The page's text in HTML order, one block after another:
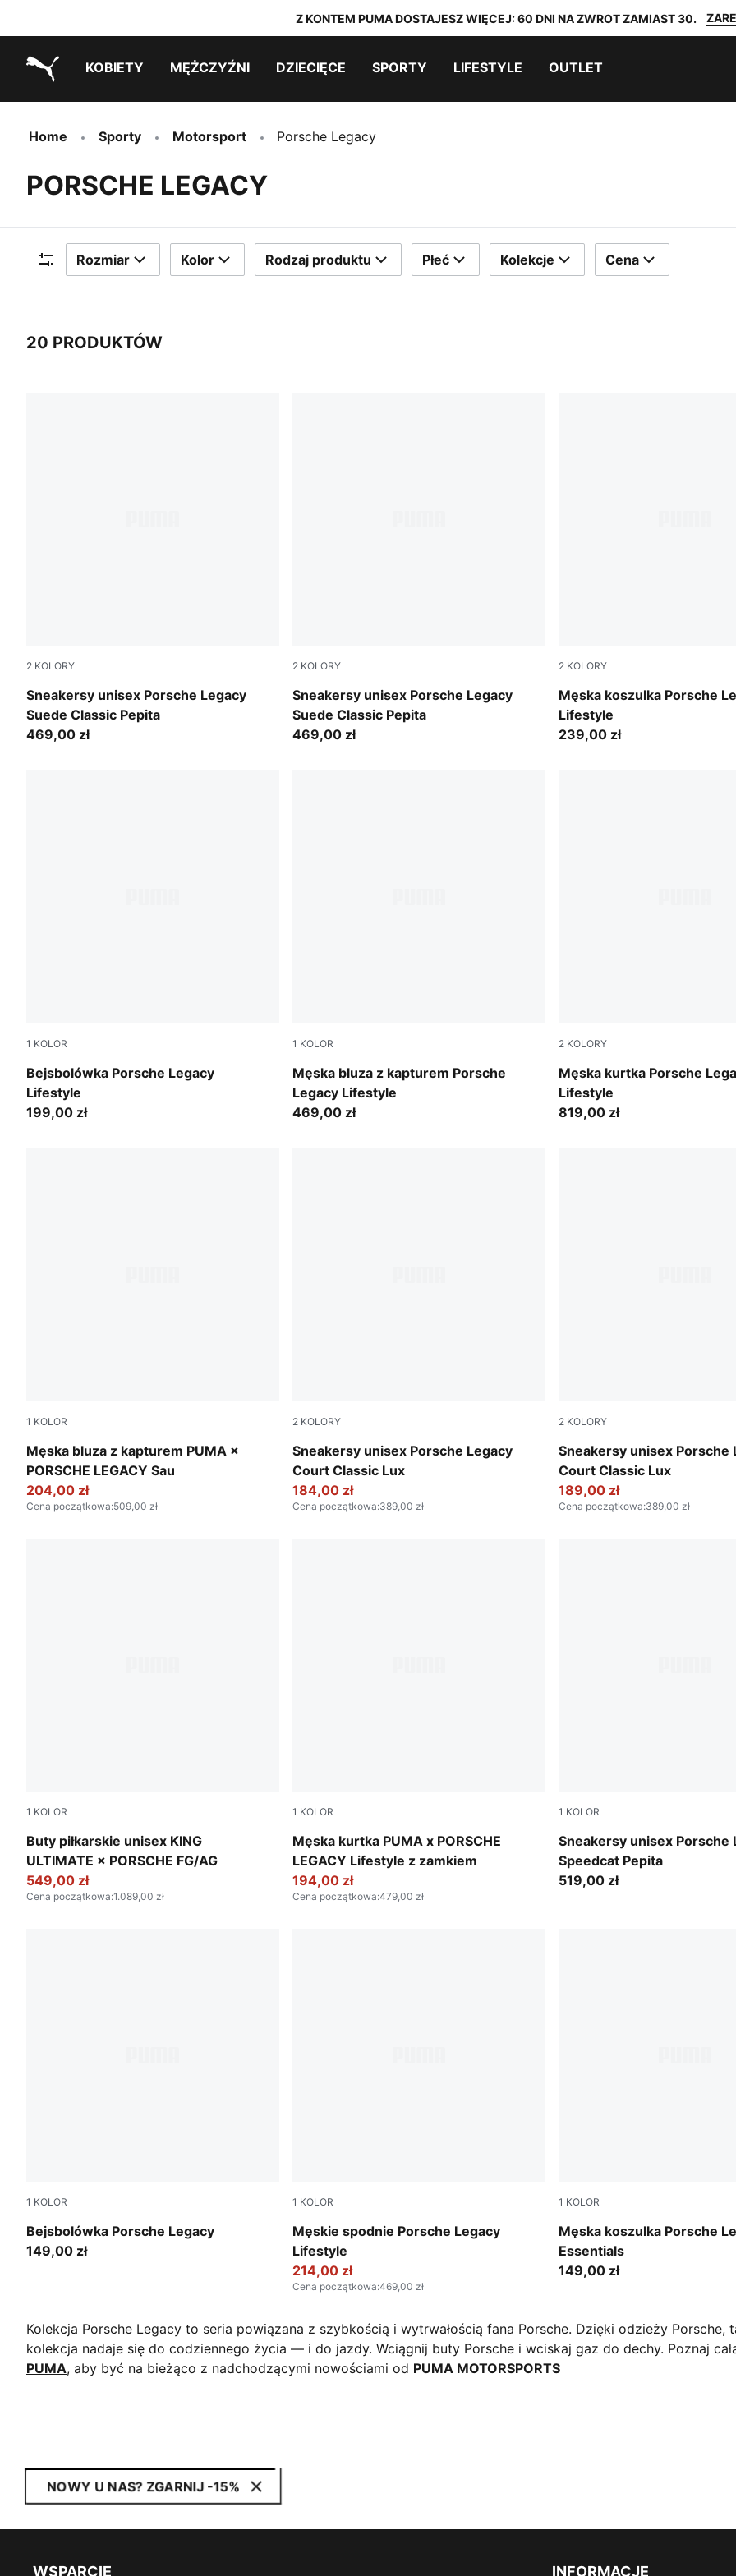
Z KONTEM PUMA DOSTAJESZ WIĘCEJ: 60 DNI NA ZWROT ZAMIAST 30.
KOBIETY MĘŻCZYŹNI DZIECIĘCE SPORTY LIFESTYLE OUTLET
Home Sporty Motorsport Porsche Legacy
PORSCHE LEGACY
Filtry
Rozmiar Kolor Rodzaj produktu Płeć Kolekcje Cena
20 PRODUKTÓW
2 KOLORY
Sneakersy unisex Porsche Legacy
Suede Classic Pepita
PUMA Black-PUMA White
469,00 zł
2 KOLORY
Sneakersy unisex Porsche Legacy
Suede Classic Pepita
Mouse Gray-Alpine Snow
469,00 zł
2 KOLORY
Męska koszulka Porsche
Lifestyle
Puma White
239,00 zł
1 KOLOR
Bejsbolówka Porsche Legacy
Lifestyle
Puma Black
199,00 zł
1 KOLOR
Męska bluza z kapturem Porsche
Legacy Lifestyle
Mouse Gray
469,00 zł
2 KOLORY
Męska kurtka Porsche
Lifestyle
Mouse Gray
819,00 zł
1 KOLOR
Męska bluza z kapturem PUMA ×
PORSCHE LEGACY Sau
Puma White
204,00 zł
Cena początkowa:509,00 zł
2 KOLORY
Sneakersy unisex Porsche Legacy
Court Classic Lux
Blue Jewel
184,00 zł
Cena początkowa:389,00 zł
2 KOLORY
Sneakersy unisex Porsche
Court Classic Lux
Puma White
189,00 zł
Cena początkowa:389,00 zł
1 KOLOR
Buty piłkarskie unisex KING
ULTIMATE × PORSCHE FG/AG
Olive Drab-PUMA Black-PUMA Gold
549,00 zł
Cena początkowa:1.089,00 zł
1 KOLOR
Męska kurtka PUMA x PORSCHE
LEGACY Lifestyle z zamkiem
Alpine Snow
194,00 zł
Cena początkowa:479,00 zł
1 KOLOR
Sneakersy unisex Porsche
Speedcat Pepita
PUMA Black-PUMA White
519,00 zł
1 KOLOR
Bejsbolówka Porsche Legacy
Puma Black
149,00 zł
1 KOLOR
Męskie spodnie Porsche Legacy
Lifestyle
Puma Black
214,00 zł
Cena początkowa:469,00 zł
1 KOLOR
Męska koszulka Porsche
Essentials
Puma Black
149,00 zł
Kolekcja Porsche Legacy to seria powiązana z szybkością i wytrwałością fana Porsche. Dzięki odzieży
kolekcja nadaje się do codziennego życia — i do jazdy. Wciągnij buty Porsche i wciskaj gaz do dechy. Poznaj
PUMA, aby być na bieżąco z nadchodzącymi nowościami od PUMA MOTORSPORTS
NOWY U NAS? ZGARNIJ -15%
WSPARCIE INFORMACJE